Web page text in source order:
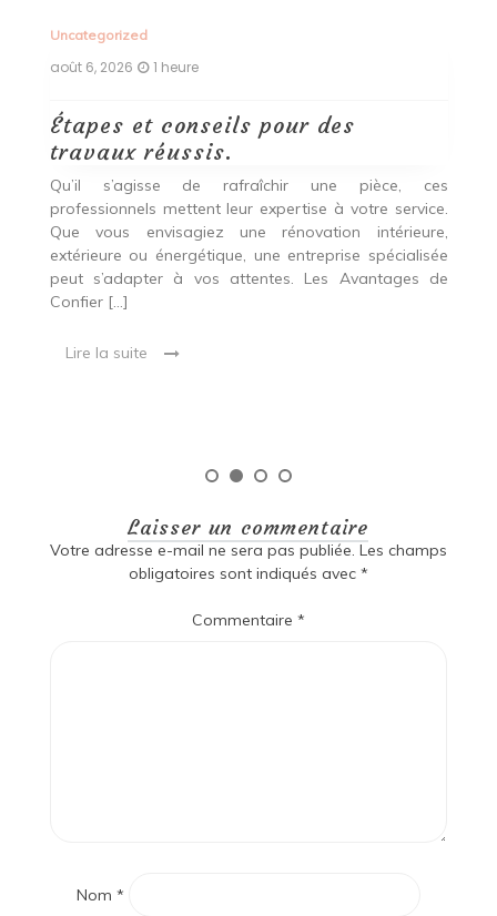
Uncategorized
août 6, 2026 1 heure
Étapes et conseils pour des
travaux réussis.
Qu’il s’agisse de rafraîchir une pièce, ces
professionnels mettent leur expertise à votre service.
Que vous envisagiez une rénovation intérieure,
extérieure ou énergétique, une entreprise spécialisée
peut s’adapter à vos attentes. Les Avantages de
Confier […]
Lire la suite
Laisser un commentaire
Votre adresse e-mail ne sera pas publiée. Les champs
obligatoires sont indiqués avec *
Commentaire *
Nom *